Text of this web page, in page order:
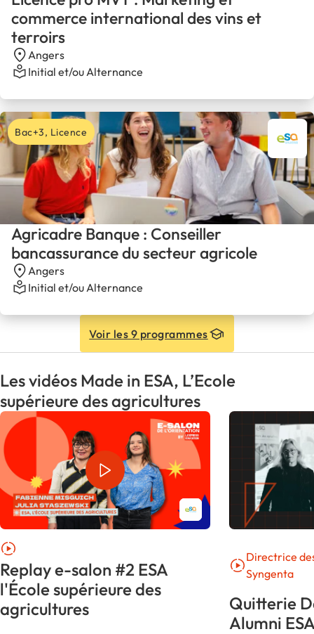
commerce international des vins et
terroirs
Angers
Initial et/ou Alternance
Agricadre Banque : Conseiller
bancassurance du secteur agricole
Angers
Initial et/ou Alternance
Bac+3, Licence
Voir les 9 programmes
Les vidéos Made in ESA, L’Ecole
supérieure des agricultures
Replay e-salon #2 ESA
l'École supérieure des
agricultures
Quitterie
Alumni
Directrice
Syngenta